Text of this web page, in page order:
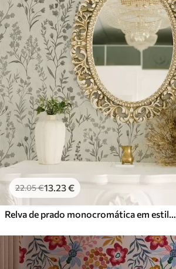
22.05€13.23€
Relva de prado monocromática em estilo vintage